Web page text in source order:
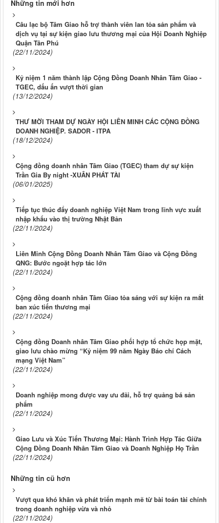
Những tin mới hơn
Câu lạc bộ Tâm Giao hỗ trợ thành viên lan tỏa sản phẩm và
dịch vụ tại sự kiện giao lưu thương mại của Hội Doanh Nghiệp
Quận Tân Phú
(22/11/2024)
Kỷ niệm 1 năm thành lập Cộng Đồng Doanh Nhân Tâm Giao -
TGEC, dấu ấn vượt thời gian
(13/12/2024)
THƯ MỜI THAM DỰ NGÀY HỘI LIÊN MINH CÁC CỘNG ĐỒNG
DOANH NGHIỆP. SADOR - ITPA
(18/12/2024)
Cộng đồng doanh nhân Tâm Giao (TGEC) tham dự sự kiện
Trần Gia By night -XUÂN PHÁT TÀI
(06/01/2025)
Tiếp tục thúc đẩy doanh nghiệp Việt Nam trong lĩnh vực xuất
nhập khẩu vào thị trường Nhật Bản
(22/11/2024)
Liên Minh Cộng Đồng Doanh Nhân Tâm Giao và Cộng Đồng
QNG: Bước ngoặt hợp tác lớn
(22/11/2024)
Cộng đồng doanh nhân Tâm Giao tỏa sáng với sự kiện ra mắt
ban xúc tiến thương mại
(22/11/2024)
Cộng đồng Doanh nhân Tâm Giao phối hợp tổ chức họp mặt,
giao lưu chào mừng “Kỷ niệm 99 năm Ngày Báo chí Cách
mạng Việt Nam”
(22/11/2024)
Doanh nghiệp mong được vay ưu đãi, hỗ trợ quảng bá sản
phẩm
(22/11/2024)
Giao Lưu và Xúc Tiến Thương Mại: Hành Trình Hợp Tác Giữa
Cộng Đồng Doanh Nhân Tâm Giao và Doanh Nghiệp Họ Trần
(22/11/2024)
Những tin cũ hơn
Vượt qua khó khăn và phát triển mạnh mẽ từ bài toán tài chính
trong doanh nghiệp vừa và nhỏ
(22/11/2024)